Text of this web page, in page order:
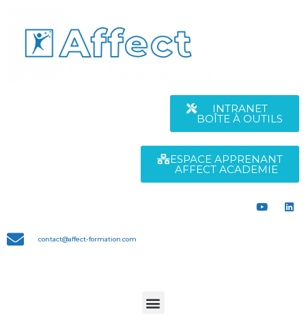
INTRANET
BOÎTE À OUTILS
ESPACE APPRENANT
AFFECT ACADEMIE
contact@affect-formation.com